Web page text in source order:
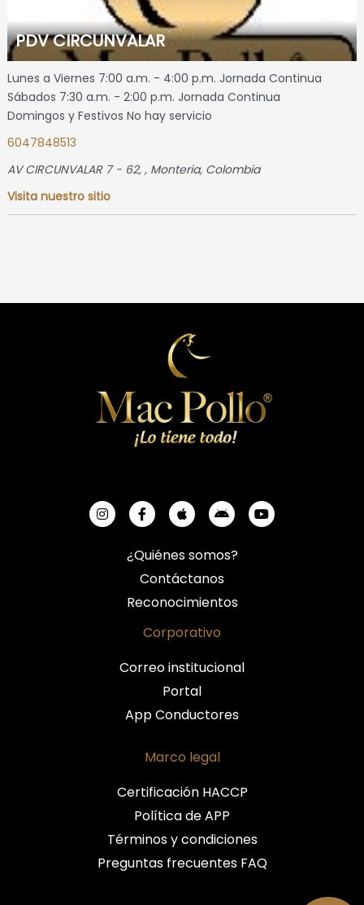
PDV CIRCUNVALAR
Lunes a Viernes 7:00 a.m. - 4:00 p.m. Jornada Continua
Sábados 7:30 a.m. - 2:00 p.m. Jornada Continua
Domingos y Festivos No hay servicio
6047848513
AV CIRCUNVALAR 7 - 62, , Monteria, Colombia
Visita nuestro sitio
¿Quiénes somos?
Contáctanos
Reconocimientos
Corporativo
Correo institucional
Portal
App Conductores
Marco legal
Certificación HACCP
Política de APP
Términos y condiciones
Preguntas frecuentes FAQ